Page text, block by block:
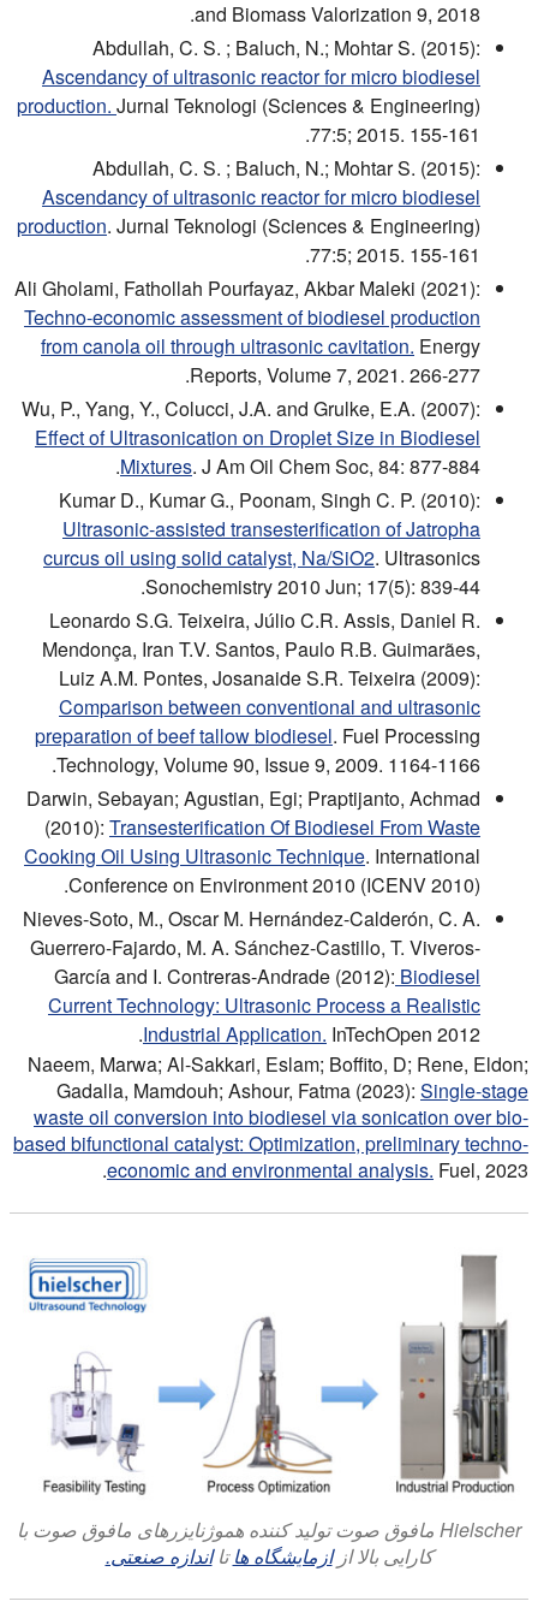
and Biomass Valorization 9, 2018.
Abdullah, C. S. ; Baluch, N.; Mohtar S. (2015):
Ascendancy of ultrasonic reactor for micro biodiesel
production. Jurnal Teknologi (Sciences & Engineering)
77:5; 2015. 155-161.
Abdullah, C. S. ; Baluch, N.; Mohtar S. (2015):
Ascendancy of ultrasonic reactor for micro biodiesel
production. Jurnal Teknologi (Sciences & Engineering)
77:5; 2015. 155-161.
Ali Gholami, Fathollah Pourfayaz, Akbar Maleki (2021):
Techno-economic assessment of biodiesel production
from canola oil through ultrasonic cavitation. Energy
Reports, Volume 7, 2021. 266-277.
Wu, P., Yang, Y., Colucci, J.A. and Grulke, E.A. (2007):
Effect of Ultrasonication on Droplet Size in Biodiesel
Mixtures. J Am Oil Chem Soc, 84: 877-884.
Kumar D., Kumar G., Poonam, Singh C. P. (2010):
Ultrasonic-assisted transesterification of Jatropha
curcus oil using solid catalyst, Na/SiO2. Ultrasonics
Sonochemistry 2010 Jun; 17(5): 839-44.
Leonardo S.G. Teixeira, Júlio C.R. Assis, Daniel R.
Mendonça, Iran T.V. Santos, Paulo R.B. Guimarães,
Luiz A.M. Pontes, Josanaide S.R. Teixeira (2009):
Comparison between conventional and ultrasonic
preparation of beef tallow biodiesel. Fuel Processing
Technology, Volume 90, Issue 9, 2009. 1164-1166.
Darwin, Sebayan; Agustian, Egi; Praptijanto, Achmad
(2010): Transesterification Of Biodiesel From Waste
Cooking Oil Using Ultrasonic Technique. International
Conference on Environment 2010 (ICENV 2010).
Nieves-Soto, M., Oscar M. Hernández-Calderón, C. A.
Guerrero-Fajardo, M. A. Sánchez-Castillo, T. Viveros-
García and I. Contreras-Andrade (2012): Biodiesel
Current Technology: Ultrasonic Process a Realistic
Industrial Application. InTechOpen 2012.
Naeem, Marwa; Al-Sakkari, Eslam; Boffito, D; Rene, Eldon;
Gadalla, Mamdouh; Ashour, Fatma (2023): Single-stage
waste oil conversion into biodiesel via sonication over bio-
based bifunctional catalyst: Optimization, preliminary techno-
economic and environmental analysis. Fuel, 2023.
Hielscher مافوق صوت تولید کننده هموژنایزرهای مافوق صوت با
کارایی بالا ازازمایشگاه هاتااندازه صنعتی.